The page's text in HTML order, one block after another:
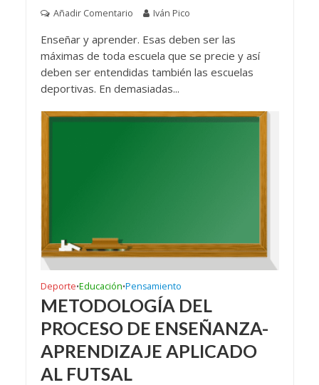
Añadir Comentario Iván Pico
Enseñar y aprender. Esas deben ser las
máximas de toda escuela que se precie y así
deben ser entendidas también las escuelas
deportivas. En demasiadas...
Deporte•Educación•Pensamiento
METODOLOGÍA DEL
PROCESO DE ENSEÑANZA-
APRENDIZAJE APLICADO
AL FUTSAL